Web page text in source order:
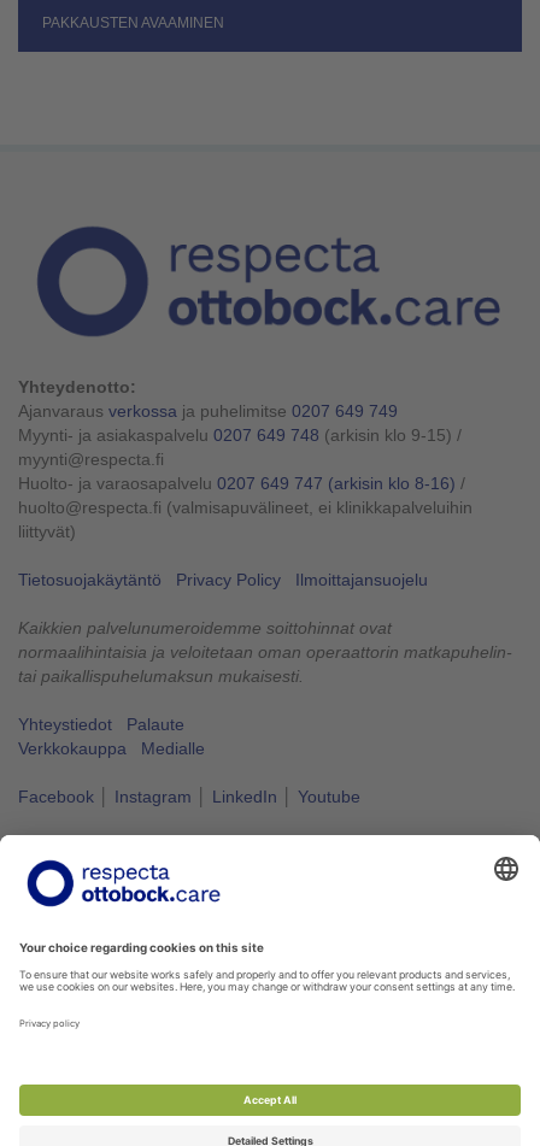
PAKKAUSTEN AVAAMINEN
Yhteydenotto:
Ajanvaraus verkossa ja puhelimitse 0207 649 749
Myynti- ja asiakaspalvelu 0207 649 748 (arkisin klo 9-15) /
myynti@respecta.fi
Huolto- ja varaosapalvelu 0207 649 747 (arkisin klo 8-16) /
huolto@respecta.fi (valmisapuvälineet, ei klinikkapalveluihin
liittyvät)
Tietosuojakäytäntö Privacy Policy Ilmoittajansuojelu
Kaikkien palvelunumeroidemme soittohinnat ovat
normaalihintaisia ja veloitetaan oman operaattorin matkapuhelin-
tai paikallispuhelumaksun mukaisesti.
Yhteystiedot
Palaute
Verkkokauppa
Medialle
Facebook Instagram LinkedIn Youtube
Vapaus liikkua kuuluu kaikille.
#VapausLiikkua